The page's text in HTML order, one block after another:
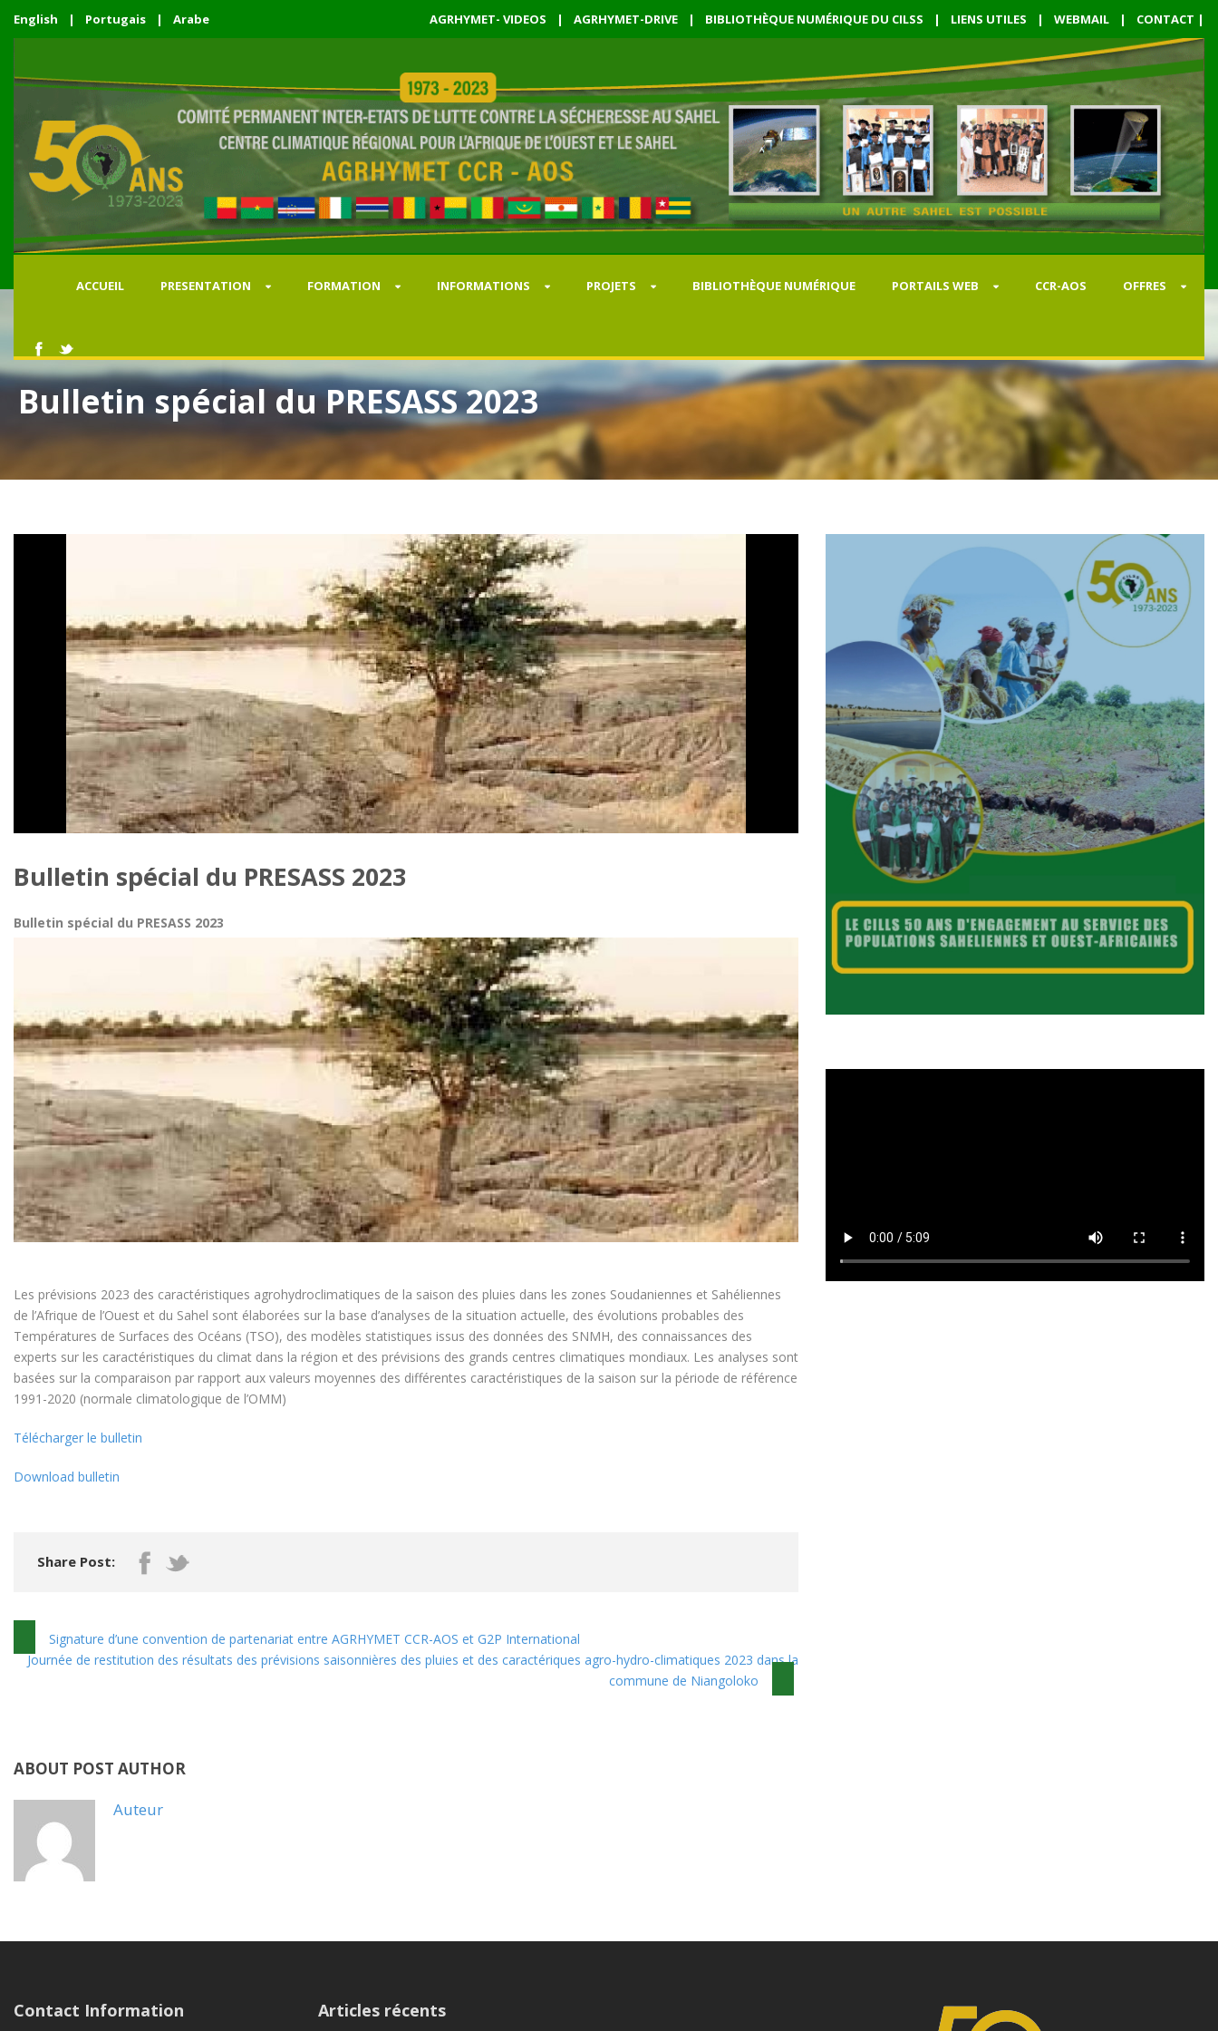
English | Portugais | Arabe AGRHYMET- VIDEOS | AGRHYMET-DRIVE | BIBLIOTHÈQUE NUMÉRIQUE DU CILSS | LIENS UTILES | WEBMAIL | CONTACT |
ACCUEIL PRESENTATION FORMATION INFORMATIONS PROJETS BIBLIOTHÈQUE NUMÉRIQUE PORTAILS WEB CCR-AOS OFFRES
Bulletin spécial du PRESASS 2023
Bulletin spécial du PRESASS 2023
Bulletin spécial du PRESASS 2023
Les prévisions 2023 des caractéristiques agrohydroclimatiques de la saison des pluies dans les zones Soudaniennes et Sahéliennes
de l’Afrique de l’Ouest et du Sahel sont élaborées sur la base d’analyses de la situation actuelle, des évolutions probables des
Températures de Surfaces des Océans (TSO), des modèles statistiques issus des données des SNMH, des connaissances des
experts sur les caractéristiques du climat dans la région et des prévisions des grands centres climatiques mondiaux. Les analyses sont
basées sur la comparaison par rapport aux valeurs moyennes des différentes caractéristiques de la saison sur la période de référence
1991-2020 (normale climatologique de l’OMM)
Télécharger le bulletin
Download bulletin
Share Post:
Signature d’une convention de partenariat entre AGRHYMET CCR-AOS et G2P International
Journée de restitution des résultats des prévisions saisonnières des pluies et des caractériques agro-hydro-climatiques 2023 dans la
commune de Niangoloko
ABOUT POST AUTHOR
Auteur
Contact Information Articles récents